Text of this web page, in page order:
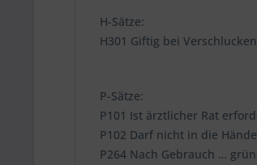
H-Sätze:
H301 Giftig bei
P-Sätze:
P101 Ist ärztlicher Rat
P102 Darf nicht in die
P264 Nach Gebrauch …